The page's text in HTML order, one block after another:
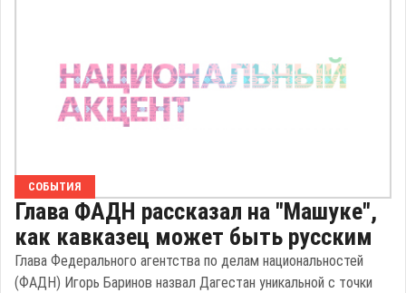
СОБЫТИЯ
Глава ФАДН рассказал на "Машуке",
как кавказец может быть русским
Глава Федерального агентства по делам национальностей
(ФАДН) Игорь Баринов назвал Дагестан уникальной с точки